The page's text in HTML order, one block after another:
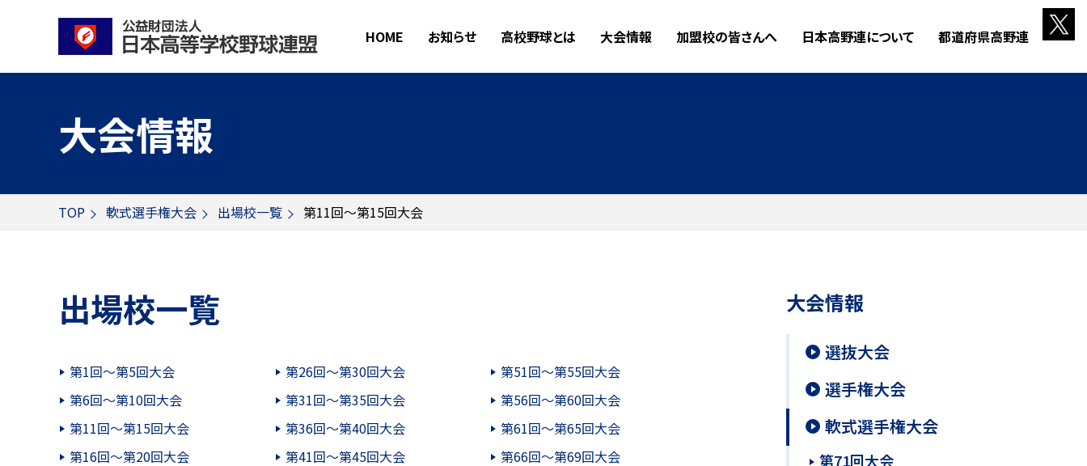
HOME お知らせ 高校野球とは 大会情報 加盟校の皆さんへ 日本高野連について 都道府県高野連
大会情報
TOP 軟式選手権大会 出場校一覧 第11回～第15回大会
出場校一覧
第1回～第5回大会
第6回～第10回大会
第11回～第15回大会
第16回～第20回大会
第26回～第30回大会
第31回～第35回大会
第36回～第40回大会
第41回～第45回大会
第51回～第55回大会
第56回～第60回大会
第61回～第65回大会
第66回～第69回大会
大会情報
選抜大会
選手権大会
軟式選手権大会
第71回大会